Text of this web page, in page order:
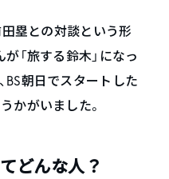
田塁との対談という形
が「旅する鈴木」になっ
BS朝日でスタートした
かがいました。
どんな人？